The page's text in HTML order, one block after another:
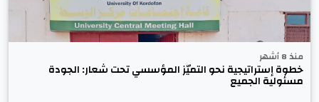
منذ 8 أشهر
خطوة إستراتيجية نحو التميّز المؤسسي تحت شعار: الجودة
مسئولية الجميع